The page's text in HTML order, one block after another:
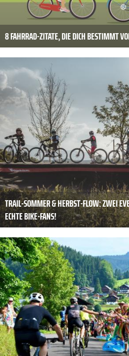
8 FAHRRAD-ZITATE, DIE DICH BESTIMMT
TRAIL-SOMMER & HERBST-FLOW: ZWEI
ECHTE BIKE-FANS!